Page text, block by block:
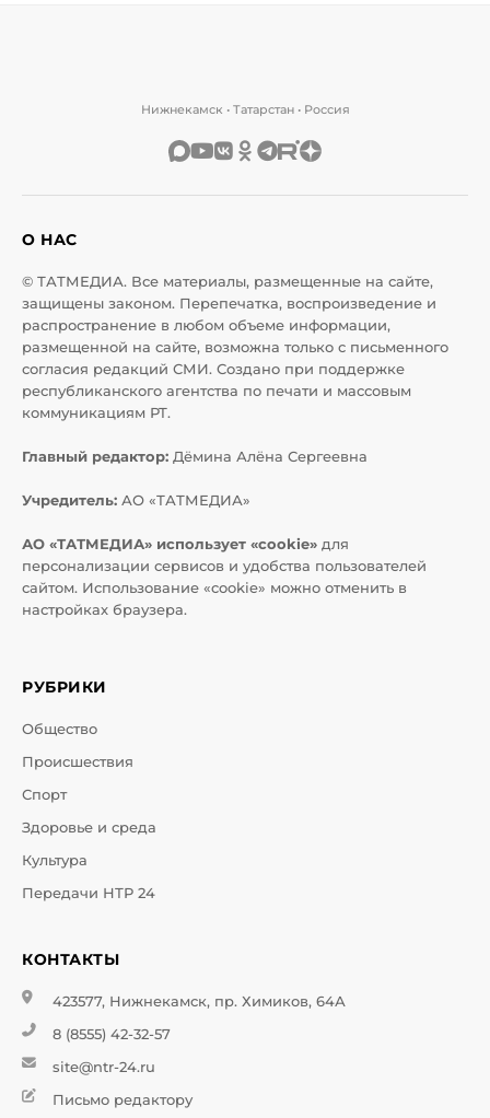
Нижнекамск • Татарстан • Россия
О НАС
© ТАТМЕДИА. Все материалы, размещенные на сайте,
защищены законом. Перепечатка, воспроизведение и
распространение в любом объеме информации,
размещенной на сайте, возможна только с письменного
согласия редакций СМИ. Создано при поддержке
республиканского агентства по печати и массовым
коммуникациям РТ.
Главный редактор: Дёмина Алёна Сергеевна
Учредитель: АО «ТАТМЕДИА»
АО «ТАТМЕДИА» использует «cookie» для
персонализации сервисов и удобства пользователей
сайтом. Использование «cookie» можно отменить в
настройках браузера.
РУБРИКИ
Общество
Происшествия
Спорт
Здоровье и среда
Культура
Передачи НТР 24
КОНТАКТЫ
423577, Нижнекамск, пр. Химиков, 64А
8 (8555) 42-32-57
site@ntr-24.ru
Письмо редактору